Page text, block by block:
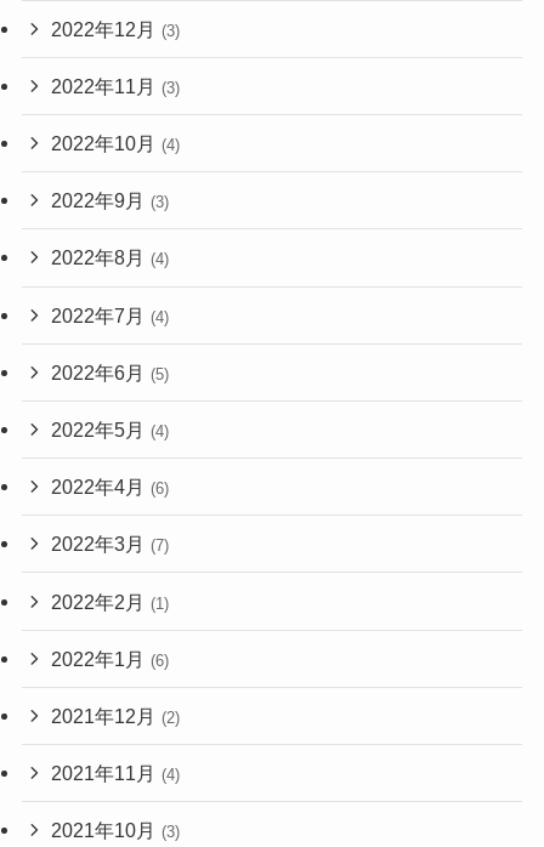
2022年12月 (3)
2022年11月 (3)
2022年10月 (4)
2022年9月 (3)
2022年8月 (4)
2022年7月 (4)
2022年6月 (5)
2022年5月 (4)
2022年4月 (6)
2022年3月 (7)
2022年2月 (1)
2022年1月 (6)
2021年12月 (2)
2021年11月 (4)
2021年10月 (3)